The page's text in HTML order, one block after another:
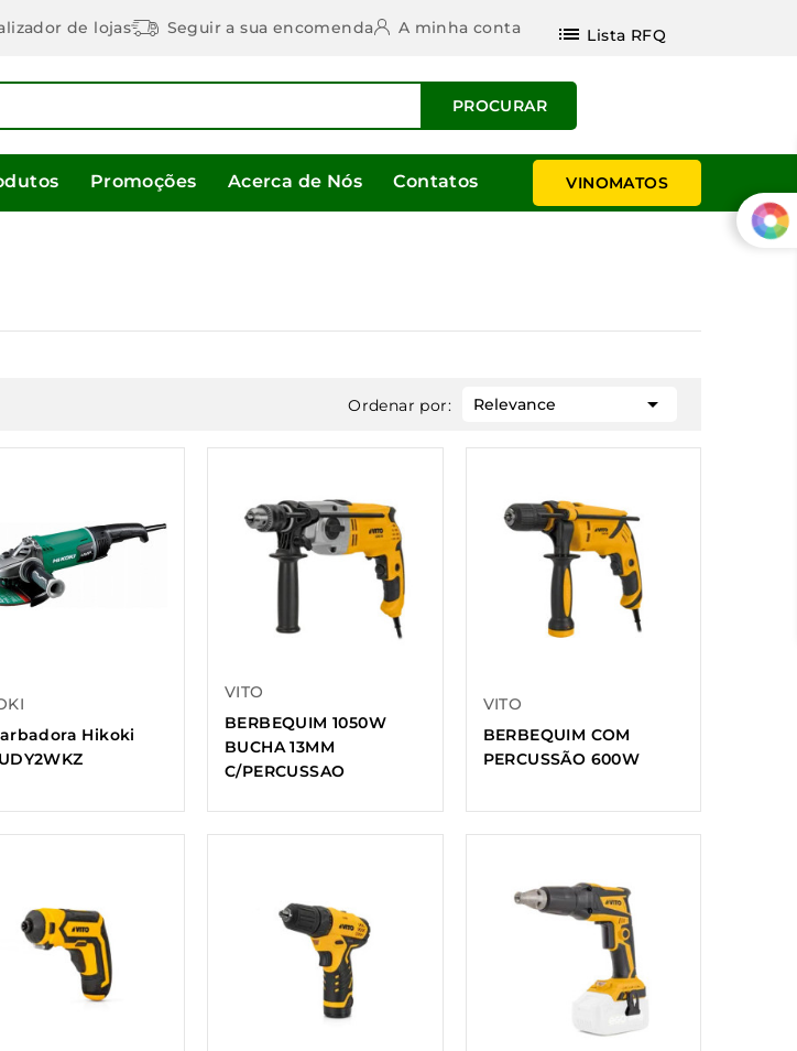
de lojas Seguir a sua encomenda A minha conta list Lista RFQ
PROCURAR
Promoções Acerca de Nós Contatos VINOMATOS
Ordenar por: Relevance 
Hikoki
VITO
BERBEQUIM 1050W
BUCHA 13MM
C/PERCUSSAO
VITO
BERBEQUIM COM
PERCUSSÃO 600W